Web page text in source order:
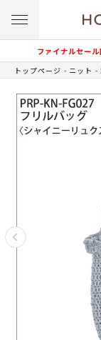
ファイナルセー
トップページ ニット